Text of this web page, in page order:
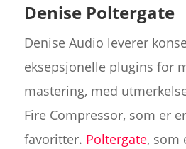
Denise Poltergate
Denise Audio leverer
eksepsjonelle plugins for
mastering, med
Fire Compressor, som er
favoritter. Poltergate, som